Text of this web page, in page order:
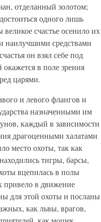
отделанный золотом;
одного лишь
счастье осенило их
наилучшими средствами
он взял себе под
в поле зрения
царями.
и левого флангов и
назначенными им
каждый в зависимости
драгоценными халатами
место охоты, так как
тигры, барсы,
вцепилась в полы
привело в движение
для этой охоты и посланы
как львы, врагов,